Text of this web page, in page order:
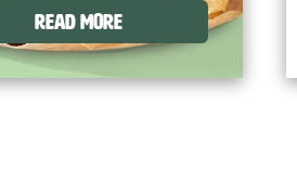
READ MORE